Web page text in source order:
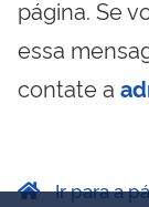
página. Se
essa
contate a
Ir para a